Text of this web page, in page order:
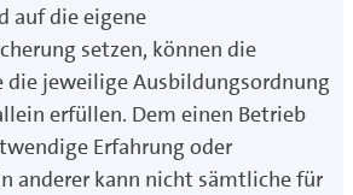
auf die eigene
setzen, können die
die jeweilige Ausbildungsordnung
erfüllen. Dem einen Betrieb
Erfahrung oder
anderer kann nicht sämtliche für